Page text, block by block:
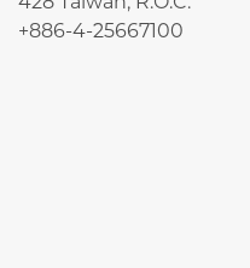
+886-4-25667100